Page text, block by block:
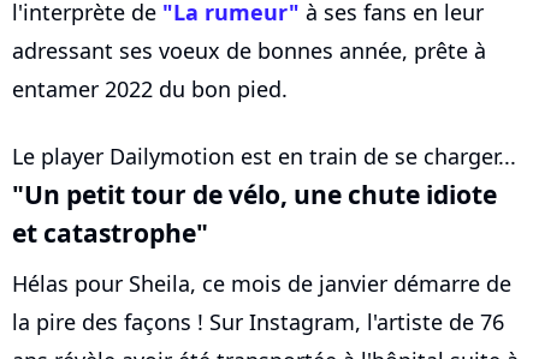
l'interprète de "La rumeur" à ses fans en leur
adressant ses voeux de bonnes année, prête à
entamer 2022 du bon pied.
Le player Dailymotion est en train de se charger...
"Un petit tour de vélo, une chute idiote
et catastrophe"
Hélas pour Sheila, ce mois de janvier démarre de
la pire des façons ! Sur Instagram, l'artiste de 76